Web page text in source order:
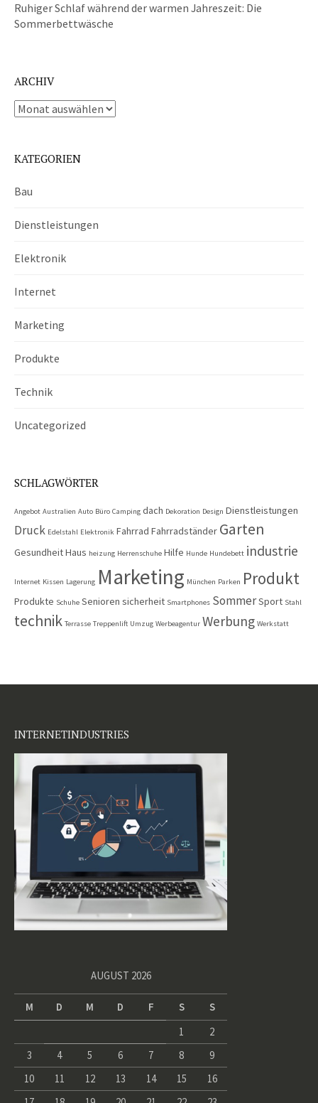
Ruhiger Schlaf während der warmen Jahreszeit: Die
Sommerbettwäsche
ARCHIV
Archiv
KATEGORIEN
Bau
Dienstleistungen
Elektronik
Internet
Marketing
Produkte
Technik
Uncategorized
SCHLAGWÖRTER
Angebot Australien Auto Büro Camping dach Dekoration Design Dienstleistungen
Druck Edelstahl Elektronik Fahrrad Fahrradständer Garten
GesundheitHaus heizung Herrenschuhe Hilfe Hunde Hundebett industrie
Internet Kissen Lagerung Marketing München Parken Produkt
Produkte Schuhe Senioren sicherheit Smartphones SommerSport Stahl
technik Terrasse Treppenlift Umzug Werbeagentur Werbung Werkstatt
INTERNETINDUSTRIES
AUGUST 2026
M D M D F S
S
1
2
3
4 5 6 7 8
9
10
11 12 13 14 15
16